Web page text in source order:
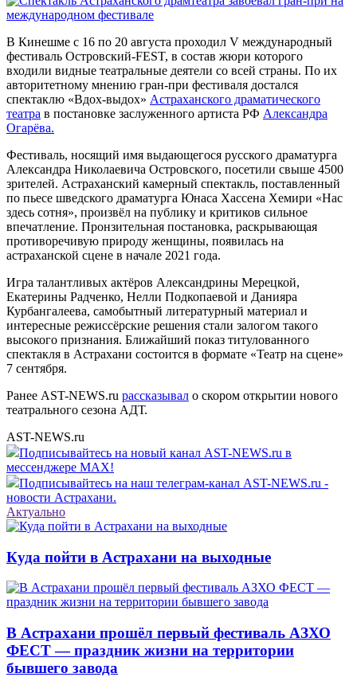
В Кинешме с 16 по 20 августа проходил V международный
фестиваль Островский-FEST, в состав жюри которого
входили видные театральные деятели со всей страны. По их
авторитетному мнению гран-при фестиваля достался
спектаклю «Вдох-выдох» Астраханского драматического
театра в постановке заслуженного артиста РФ Александра
Огарёва.
Фестиваль, носящий имя выдающегося русского драматурга
Александра Николаевича Островского, посетили свыше 4500
зрителей. Астраханский камерный спектакль, поставленный
по пьесе шведского драматурга Юнаса Хассена Хемири «Нас
здесь сотня», произвёл на публику и критиков сильное
впечатление. Пронзительная постановка, раскрывающая
противоречивую природу женщины, появилась на
астраханской сцене в начале 2021 года.
Игра талантливых актёров Александрины Мерецкой,
Екатерины Радченко, Нелли Подкопаевой и Данияра
Курбангалеева, самобытный литературный материал и
интересные режиссёрские решения стали залогом такого
высокого признания. Ближайший показ титулованного
спектакля в Астрахани состоится в формате «Театр на сцене»
7 сентября.
Ранее AST-NEWS.ru рассказывал о скором открытии нового
театрального сезона АДТ.
AST-NEWS.ru
Подписывайтесь на новый канал AST-NEWS.ru в
мессенджере MAX!
Подписывайтесь на наш телеграм-канал AST-NEWS.ru -
новости Астрахани.
Актуально
Куда пойти в Астрахани на выходные
В Астрахани прошёл первый фестиваль АЗХО
ФЕСТ — праздник жизни на территории
бывшего завода